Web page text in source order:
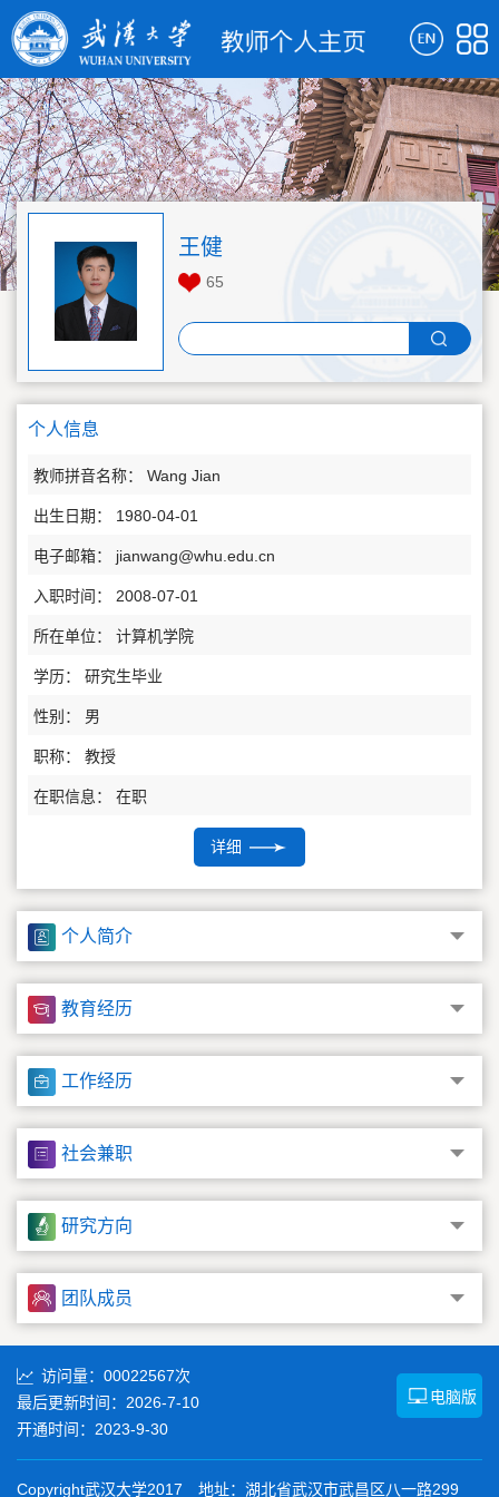
王健
65
个人信息
教师拼音名称： Wang Jian
出生日期： 1980-04-01
电子邮箱： jianwang@whu.edu.cn
入职时间： 2008-07-01
所在单位： 计算机学院
学历： 研究生毕业
性别： 男
职称： 教授
在职信息： 在职
硕士生导师
详细
个人简介
教育经历
工作经历
社会兼职
研究方向
团队成员
访问量： 00022567次
最后更新时间： 2026-7-10
开通时间： 2023-9-30
电脑版
Copyright武汉大学2017 地址：湖北省武汉市武昌区八一路299